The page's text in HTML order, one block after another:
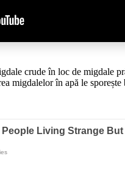
crude în loc de
migdalelor în apă le